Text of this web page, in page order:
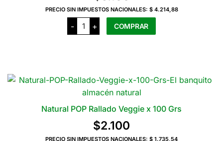
$4.950
hasta
PRECIO SIN IMPUESTOS NACIONALES: $ 4.214,88
-
123
Listo
Premezcla
+ COMPRAR
varias
variantes.
Las
opciones
se
Natural POP Rallado Veggie x 100 Grs
$2.100
PRECIO SIN IMPUESTOS NACIONALES: $ 1.735,54